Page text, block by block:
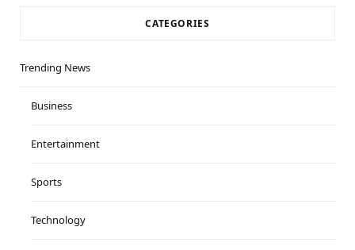
CATEGORIES
Trending News
Business
Entertainment
Sports
Technology